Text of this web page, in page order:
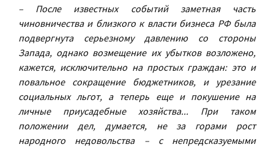
– После известных событий заметная часть
чиновничества и близкого к власти бизнеса РФ была
подвергнута серьезному давлению со стороны
Запада, однако возмещение их убытков возложено,
кажется, исключительно на простых граждан: это и
повальное сокращение бюджетников, и урезание
социальных льгот, а теперь еще и покушение на
личные приусадебные хозяйства... При таком
положении дел, думается, не за горами рост
народного недовольства – с непредсказуемыми